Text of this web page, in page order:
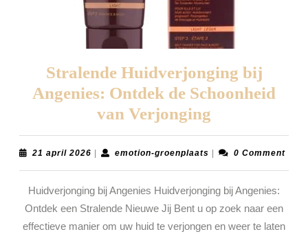
Stralende Huidverjonging bij
Angenies: Ontdek de Schoonheid
van Verjonging
bij
Angenies:
Ontdek
de
21 april 2026 21
emotion-groenplaatsemotion-0 Comment
Huidverjonging bij Angenies Huidverjonging bij Angenies:
Ontdek een Stralende Nieuwe Jij Bent u op zoek naar een
effectieve manier om uw huid te verjongen en weer te laten